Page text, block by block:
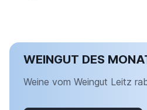
WEINGUT DES
Weine vom Weingut Leitz